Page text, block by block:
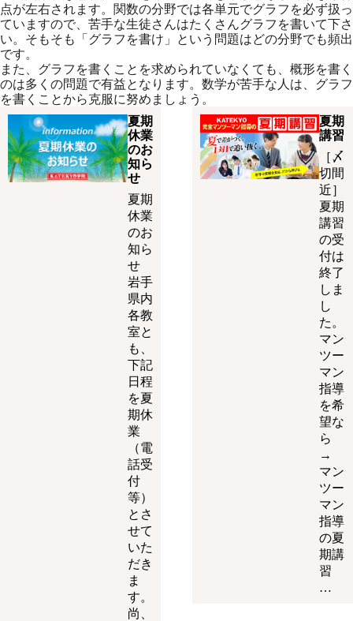
点が左右されます。関数の分野では各単元でグラフを必ず扱っ
ていますので、苦手な生徒さんはたくさんグラフを書いて下さ
い。そもそも「グラフを書け」という問題はどの分野でも頻出
です。
また、グラフを書くことを求められていなくても、概形を書く
のは多くの問題で有益となります。数学が苦手な人は、グラフ
を書くことから克服に努めましょう。
夏期
休業
のお
知ら
せ
夏期
休業
のお
知ら
せ
岩手
県内
各教
室と
も、
下記
日程
を夏
期休
業
（電
話受
付
等）
とさ
せて
いた
だき
ま
す。
尚、
夏期
講習
［〆
切間
近］
夏期
講習
の受
付は
終了
しま
し
た。
マン
ツー
マン
指導
を希
望な
ら
→
マン
ツー
マン
指導
の夏
期講
習
…